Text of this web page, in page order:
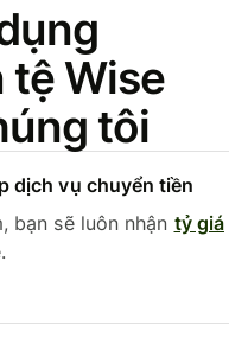
tệ Wise
tôi
dịch vụ chuyển tiền
bạn sẽ luôn nhận tỷ giá